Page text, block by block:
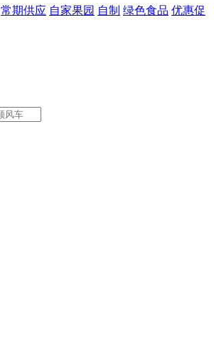
常期供应 自家果园 自制 绿色食品 优惠促